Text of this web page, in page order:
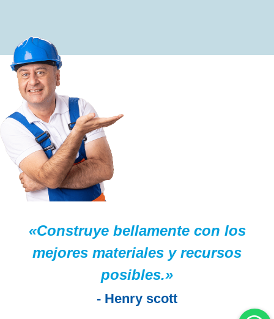
«Construye bellamente con los
mejores materiales y recursos
posibles.»
- Henry scott